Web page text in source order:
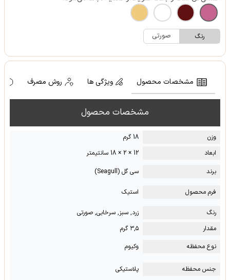
رنگ صورتی
مشخصات محصول ویژگی ها روش مصرف
مشخصات محصول
وزن
18 گرم
ابعاد
12 × 2 × 18 سانتیمتر
برند
سی گل (Seagull)
فرم محصول استیک
رنگ
زرد, سبز, سرخابی, صورتی
مقدار
۳,۵ گرم
نوع محفظه
وکیوم
جنس محفظه پلاستیکی